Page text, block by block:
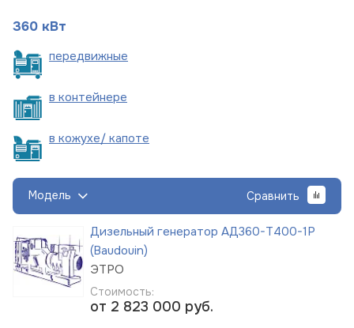
360 кВт
передвижные
в контейнере
в кожухе/ капоте
Модель Сравнить
Дизельный генератор АД360-Т400-1Р
(Baudouin)
ЭТРО
Стоимость:
от 2 823 000 руб.